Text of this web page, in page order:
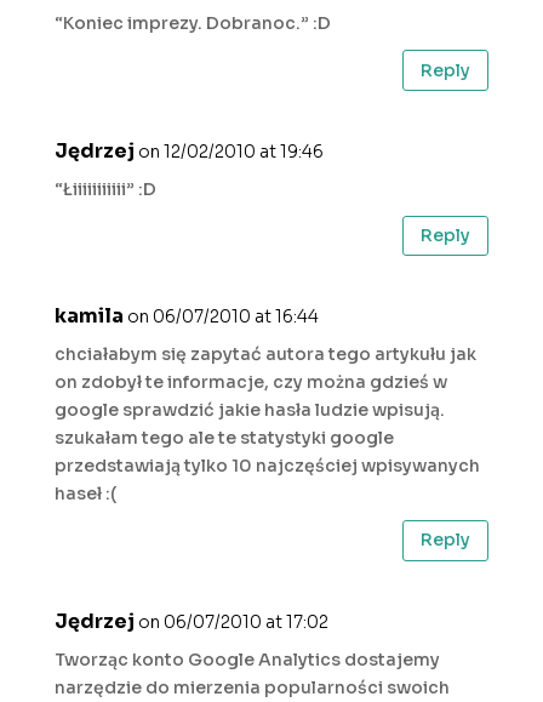
“Koniec imprezy. Dobranoc.” :D
Reply
Jędrzej on 12/02/2010 at 19:46
“Łiiiiiiiiiii” :D
Reply
kamila on 06/07/2010 at 16:44
chciałabym się zapytać autora tego artykułu jak
on zdobył te informacje, czy można gdzieś w
google sprawdzić jakie hasła ludzie wpisują.
szukałam tego ale te statystyki google
przedstawiają tylko 10 najczęściej wpisywanych
haseł :(
Reply
Jędrzej on 06/07/2010 at 17:02
Tworząc konto Google Analytics dostajemy
narzędzie do mierzenia popularności swoich